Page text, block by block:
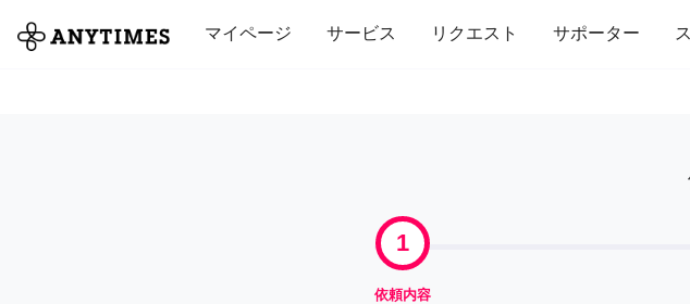
マイページ サービス リクエスト サポーター
全て 修理・組立 家事 引っ越し インテリア 趣味・
1
依頼内容